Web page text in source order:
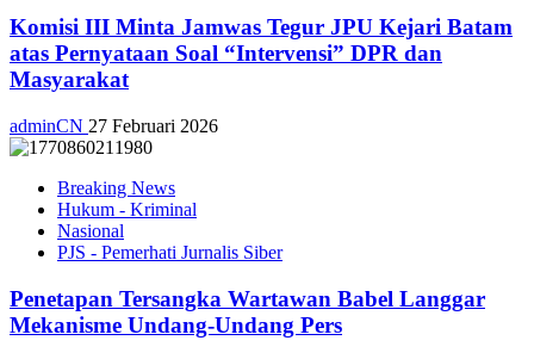
Komisi III Minta Jamwas Tegur JPU Kejari Batam
atas Pernyataan Soal “Intervensi” DPR dan
Masyarakat
adminCN 27 Februari 2026
Breaking News
Hukum - Kriminal
Nasional
PJS - Pemerhati Jurnalis Siber
Penetapan Tersangka Wartawan Babel Langgar
Mekanisme Undang-Undang Pers